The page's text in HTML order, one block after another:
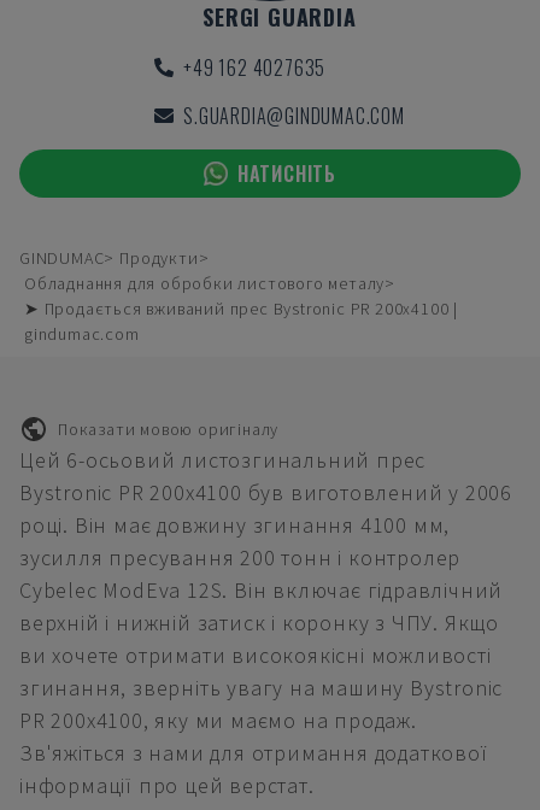
SERGI GUARDIA
+49 162 4027635
S.GUARDIA@GINDUMAC.COM
НАТИСНІТЬ
GINDUMAC
Продукти
Обладнання для обробки листового металу
➤ Продається вживаний прес Bystronic PR 200x4100 |
gindumac.com
Показати мовою оригіналу
Цей 6-осьовий листозгинальний прес
Bystronic PR 200x4100 був виготовлений у 2006
році. Він має довжину згинання 4100 мм,
зусилля пресування 200 тонн і контролер
Cybelec ModEva 12S. Він включає гідравлічний
верхній і нижній затиск і коронку з ЧПУ. Якщо
ви хочете отримати високоякісні можливості
згинання, зверніть увагу на машину Bystronic
PR 200x4100, яку ми маємо на продаж.
Зв'яжіться з нами для отримання додаткової
інформації про цей верстат.